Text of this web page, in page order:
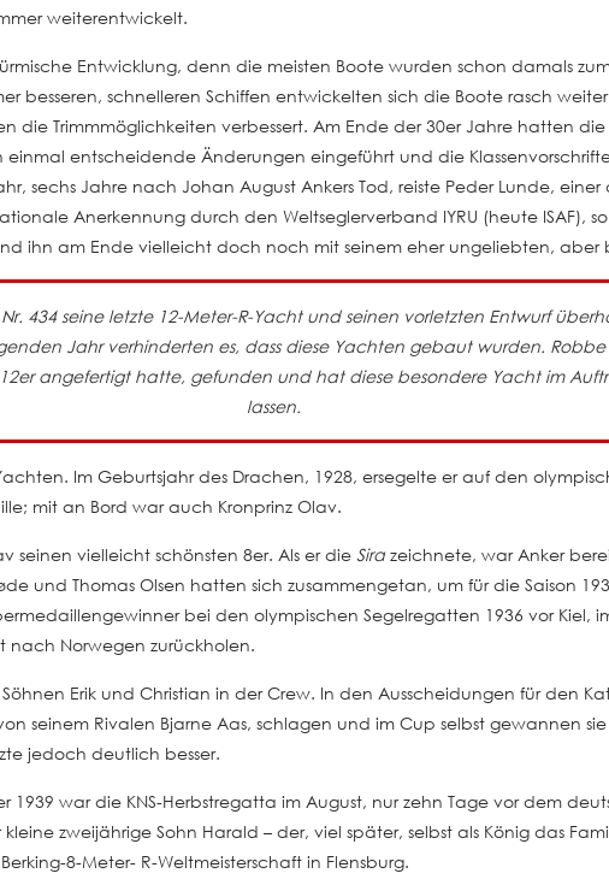
weiterentwickelt.
Entwicklung, denn die meisten Boote wurden schon damals
besseren, schnelleren Schiffen entwickelten sich die Boote rasch
die Trimmmöglichkeiten verbessert. Am Ende der 30er Jahre hatten
entscheidende Änderungen eingeführt und die
sechs Jahre nach Johan August Ankers Tod, reiste Peder Lunde,
Anerkennung durch den Weltseglerverband IYRU (heute ISAF),
ihn am Ende vielleicht doch noch mit seinem eher ungeliebten, aber
434 seine letzte 12-Meter-R-Yacht und seinen vorletzten Entwurf
Jahr verhinderten es, dass diese Yachten gebaut wurden.
angefertigt hatte, gefunden und hat diese besondere Yacht im
lassen.
Im Geburtsjahr des Drachen, 1928, ersegelte er auf den
mit an Bord war auch Kronprinz Olav.
seinen vielleicht schönsten 8er. Als er dieSirazeichnete, war Anker
und Thomas Olsen hatten sich zusammengetan, um für die Saison
bei den olympischen Segelregatten 1936 vor Kiel,
nach Norwegen zurückholen.
Erik und Christian in der Crew. In den Ausscheidungen für den
seinem Rivalen Bjarne Aas, schlagen und im Cup selbst gewannen
jedoch deutlich besser.
1939 war die KNS-Herbstregatta im August, nur zehn Tage vor dem
zweijährige Sohn Harald – der, viel später, selbst als König das
8-Meter- R-Weltmeisterschaft in Flensburg.